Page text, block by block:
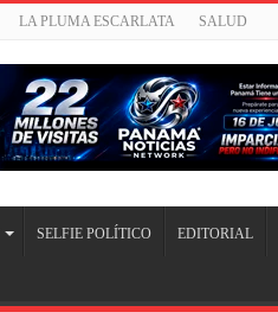
LA PLUMA ESCARLATA SALUD
SELFIE POLÍTICO EDITORIAL